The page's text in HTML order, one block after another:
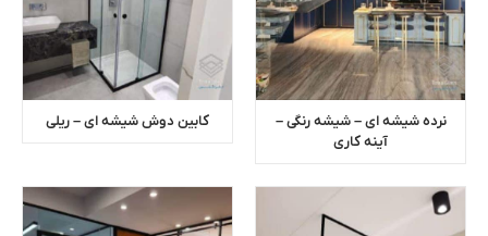
نرده شیشه ای – شیشه رنگی –
آینه کاری
کابین دوش شیشه ای – ریلی